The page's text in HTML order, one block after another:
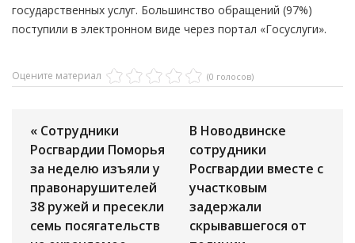
государственных услуг. Большинство обращений (97%)
поступили в электронном виде через портал «Госуслуги».
Оцените материал (0 голосов)
« Сотрудники
Росгвардии Поморья
за неделю изъяли у
правонарушителей
38 ружей и пресекли
семь посягательств
В Новодвинске
сотрудники
Росгвардии вместе с
участковым
задержали
скрывавшегося от